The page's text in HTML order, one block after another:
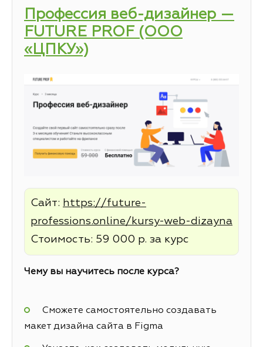
Профессия веб-дизайнер —
FUTURE PROF (ООО
«ЦПКУ»)
Сайт: https://future-
professions.online/kursy-web-dizayna
Стоимость: 59 000 р. за курс
Чему вы научитесь после курса?
Сможете самостоятельно создавать
макет дизайна сайта в Figma